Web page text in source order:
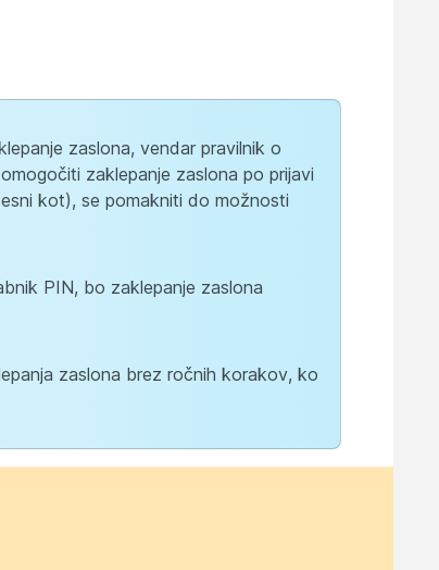
zaslona, vendar pravilnik o
zaklepanje zaslona po prijavi
kot), se pomakniti do možnosti
PIN, bo zaklepanje zaslona
zaslona brez ročnih korakov, ko